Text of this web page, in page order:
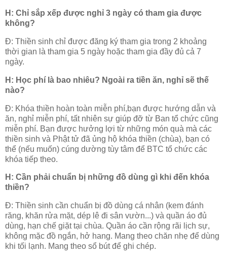
H: Chỉ sắp xếp được nghỉ 3 ngày có tham gia được
không?
Đ: Thiền sinh chỉ được đăng ký tham gia trong 2 khoảng
thời gian là tham gia 5 ngày hoặc tham gia đầy đủ cả 7
ngày.
H: Học phí là bao nhiêu? Ngoài ra tiền ăn, nghỉ sẽ thế
nào?
Đ: Khóa thiền hoàn toàn miễn phí,bạn được hướng dẫn và
ăn, nghỉ miễn phí, tất nhiên sự giúp đỡ từ Ban tổ chức cũng
miễn phí. Bạn được hưởng lợi từ những món quà mà các
thiền sinh và Phật tử đã ủng hộ khóa thiền (chùa), bạn có
thể (nếu muốn) cúng dường tùy tâm để BTC tổ chức các
khóa tiếp theo.
H: Cần phải chuẩn bị những đồ dùng gì khi đến khóa
thiền?
Đ: Thiền sinh cần chuẩn bị đồ dùng cá nhân (kem đánh
răng, khăn rửa mặt, dép lê đi sân vườn...) và quần áo đủ
dùng, hạn chế giặt tại chùa. Quần áo cần rộng rãi lịch sự,
không mặc đồ ngắn, hở hang. Mang theo chăn nhẹ để dùng
khi tối lạnh. Mang theo sổ bút để ghi chép.